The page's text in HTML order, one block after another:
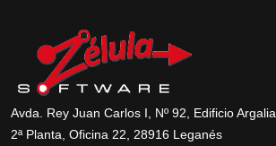
Avda. Rey Juan Carlos I, Nº 92, Edificio Argalia
2ª Planta, Oficina 22, 28916 Leganés